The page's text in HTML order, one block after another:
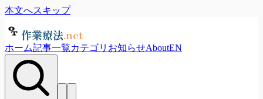
本文へスキップ
作業療法.net
ホーム記事一覧カテゴリ お知らせAboutEN